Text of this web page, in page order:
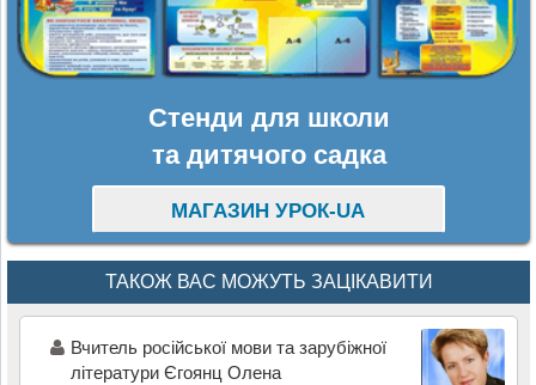
Стенди для школи
та дитячого садка
МАГАЗИН УРОК-UA
ТАКОЖ ВАС МОЖУТЬ ЗАЦІКАВИТИ
Вчитель російської мови та зарубіжної
літератури Єгоянц Олена